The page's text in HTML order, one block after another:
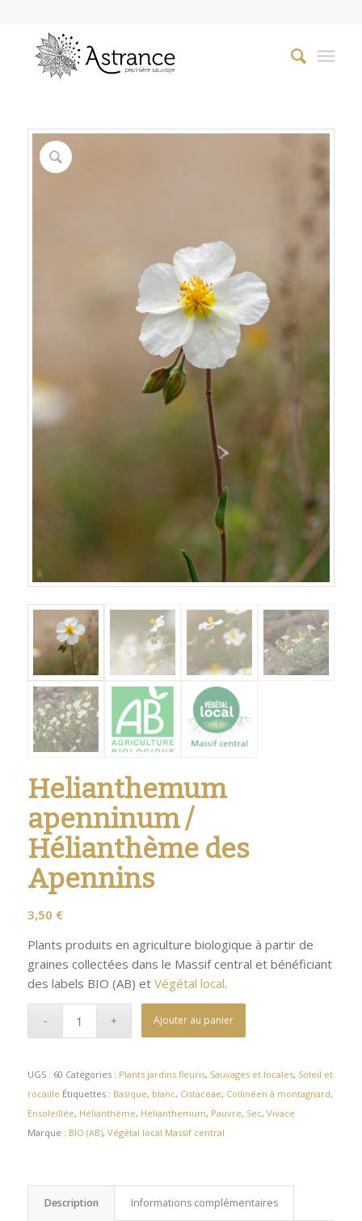
Helianthemum
apenninum /
Hélianthème des
Apennins
3,50 €
Plants produits en agriculture biologique à partir de
graines collectées dans le Massif central et bénéficiant
des labels BIO (AB) et Végétal local.
Ajouter au panier
UGS : 60 Catégories : Plants jardins fleuris, Sauvages et locales, Soleil et
rocaille Étiquettes : Basique, blanc, Cistaceae, Collinéen à montagnard,
Ensoleillée, Hélianthème, Helianthemum, Pauvre, Sec, Vivace
Marque : BIO (AB), Végétal local Massif central
Description Informations complémentaires